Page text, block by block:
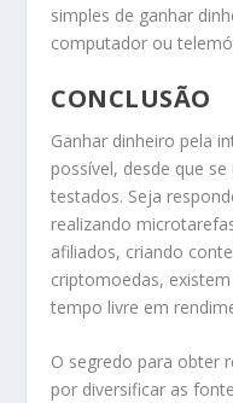
simples de ganhar
computador ou
CONCLUSÃO
Ganhar dinheiro pela
possível, desde que
testados. Seja
realizando
afiliados, criando
criptomoedas,
tempo livre em
O segredo para obter
por diversificar as